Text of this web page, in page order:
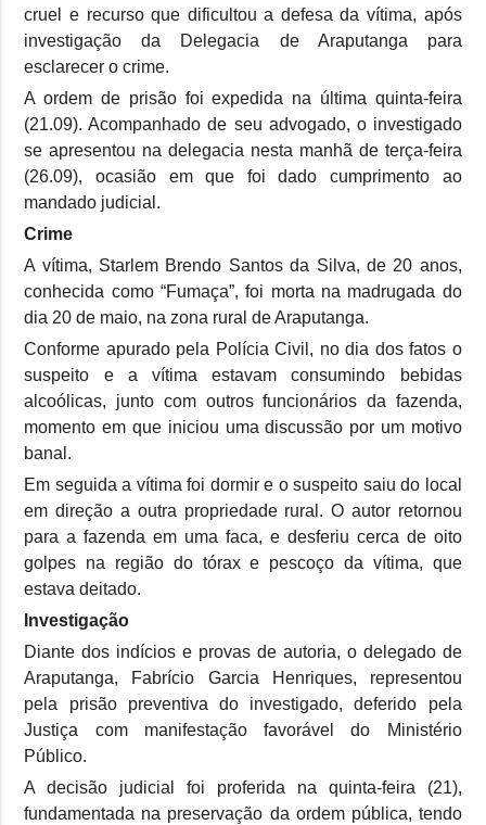
cruel e recurso que dificultou a defesa da vítima, após
investigação da Delegacia de Araputanga para
esclarecer o crime.
A ordem de prisão foi expedida na última quinta-feira
(21.09). Acompanhado de seu advogado, o investigado
se apresentou na delegacia nesta manhã de terça-feira
(26.09), ocasião em que foi dado cumprimento ao
mandado judicial.
Crime
A vítima, Starlem Brendo Santos da Silva, de 20 anos,
conhecida como “Fumaça”, foi morta na madrugada do
dia 20 de maio, na zona rural de Araputanga.
Conforme apurado pela Polícia Civil, no dia dos fatos o
suspeito e a vítima estavam consumindo bebidas
alcoólicas, junto com outros funcionários da fazenda,
momento em que iniciou uma discussão por um motivo
banal.
Em seguida a vítima foi dormir e o suspeito saiu do local
em direção a outra propriedade rural. O autor retornou
para a fazenda em uma faca, e desferiu cerca de oito
golpes na região do tórax e pescoço da vítima, que
estava deitado.
Investigação
Diante dos indícios e provas de autoria, o delegado de
Araputanga, Fabrício Garcia Henriques, representou
pela prisão preventiva do investigado, deferido pela
Justiça com manifestação favorável do Ministério
Público.
A decisão judicial foi proferida na quinta-feira (21),
fundamentada na preservação da ordem pública, tendo